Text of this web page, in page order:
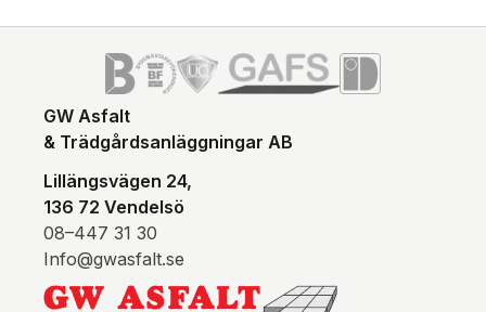
GW Asfalt
& Trädgårdsanläggningar AB
Lillängsvägen 24,
136 72 Vendelsö
08–447 31 30
Info@gwasfalt.se